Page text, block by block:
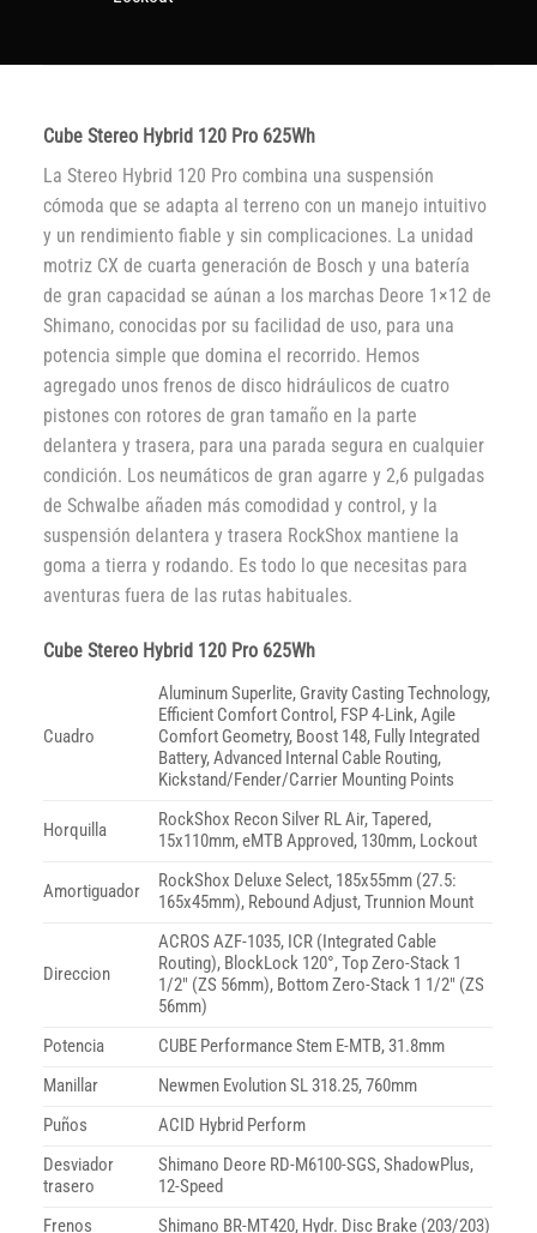
Cube Stereo Hybrid 120 Pro 625Wh
La Stereo Hybrid 120 Pro combina una suspensión
cómoda que se adapta al terreno con un manejo intuitivo
y un rendimiento fiable y sin complicaciones. La unidad
motriz CX de cuarta generación de Bosch y una batería
de gran capacidad se aúnan a los marchas Deore 1×12 de
Shimano, conocidas por su facilidad de uso, para una
potencia simple que domina el recorrido. Hemos
agregado unos frenos de disco hidráulicos de cuatro
pistones con rotores de gran tamaño en la parte
delantera y trasera, para una parada segura en cualquier
condición. Los neumáticos de gran agarre y 2,6 pulgadas
de Schwalbe añaden más comodidad y control, y la
suspensión delantera y trasera RockShox mantiene la
goma a tierra y rodando. Es todo lo que necesitas para
aventuras fuera de las rutas habituales.
Cube Stereo Hybrid 120 Pro 625Wh
Cuadro
Aluminum Superlite, Gravity Casting Technology,
Efficient Comfort Control, FSP 4-Link, Agile
Comfort Geometry, Boost 148, Fully Integrated
Battery, Advanced Internal Cable Routing,
Kickstand/Fender/Carrier Mounting Points
Horquilla
RockShox Recon Silver RL Air, Tapered,
15x110mm, eMTB Approved, 130mm, Lockout
Amortiguador
RockShox Deluxe Select, 185x55mm (27.5:
165x45mm), Rebound Adjust, Trunnion Mount
Direccion
ACROS AZF-1035, ICR (Integrated Cable
Routing), BlockLock 120°, Top Zero-Stack 1
1/2″ (ZS 56mm), Bottom Zero-Stack 1 1/2″ (ZS
56mm)
Potencia
CUBE Performance Stem E-MTB, 31.8mm
Manillar
Newmen Evolution SL 318.25, 760mm
Puños
ACID Hybrid Perform
Desviador
trasero
Shimano Deore RD-M6100-SGS, ShadowPlus,
12-Speed
Frenos
Shimano BR-MT420, Hydr. Disc Brake (203/203)